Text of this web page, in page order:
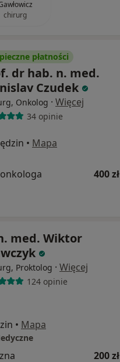
chirurg
płatności
dr hab. n. med.
Czudek
Onkolog · Więcej
34 opinie
• Mapa
400 zł
med. Wiktor
Proktolog · Więcej
124 opinie
• Mapa
200 zł